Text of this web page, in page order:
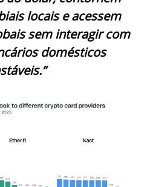
locais e acessem
sem interagir com
domésticos